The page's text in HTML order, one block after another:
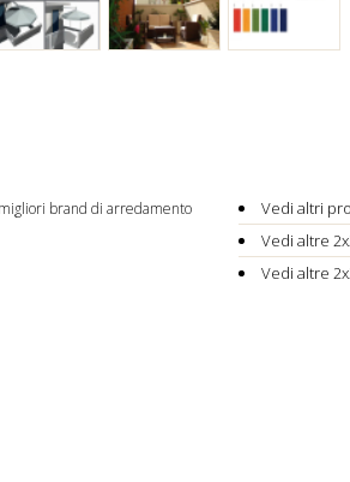
brand di arredamento
Vedi altri
Vedi altre
Vedi altre